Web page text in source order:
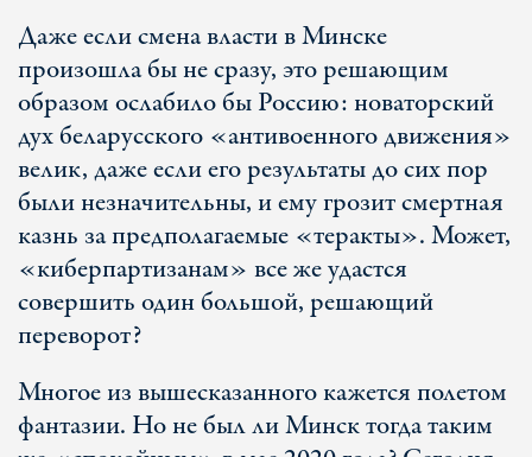
Даже если смена власти в Минске
произошла бы не сразу, это решающим
образом ослабило бы Россию: новаторский
дух беларусского «антивоенного движения»
велик, даже если его результаты до сих пор
были незначительны, и ему грозит смертная
казнь за предполагаемые «теракты». Может,
«киберпартизанам» все же удастся
совершить один большой, решающий
переворот?
Многое из вышесказанного кажется полетом
фантазии. Но не был ли Минск тогда таким